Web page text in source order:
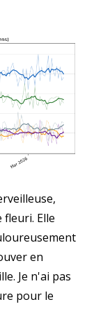
fleuri. Elle
en
Je n'ai pas
pour le